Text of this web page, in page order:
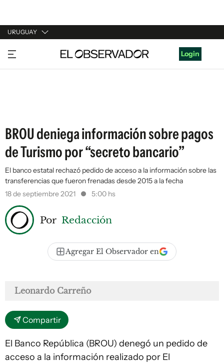
URUGUAY
URUGUAY
ARGENTINA
Login
BROU deniega información sobre pagos
de Turismo por “secreto bancario”
El banco estatal rechazó pedido de acceso a la información sobre las
transferencias que fueron frenadas desde 2015 a la fecha
18 de septiembre 2021
5:00 hs
Por Redacción
Agregar El Observador en
Leonardo Carreño
Compartir
El Banco República (BROU) denegó un pedido de
acceso a la información realizado por El